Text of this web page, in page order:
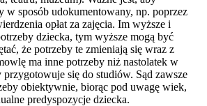
w sposób udokumentowany, np. poprzez
opłat za zajęcia. Im wyższe i
dziecka, tym wyższe mogą być
że potrzeby te zmieniają się wraz z
ma inne potrzeby niż nastolatek w
się do studiów. Sąd zawsze
obiektywnie, biorąc pod uwagę wiek,
predyspozycje dziecka.